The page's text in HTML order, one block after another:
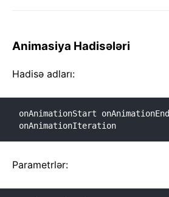
Animasiya Hadisələri
Hadisə adları:
onAnimationStart onAnimationEnd
onAnimationIteration
Parametrlər: